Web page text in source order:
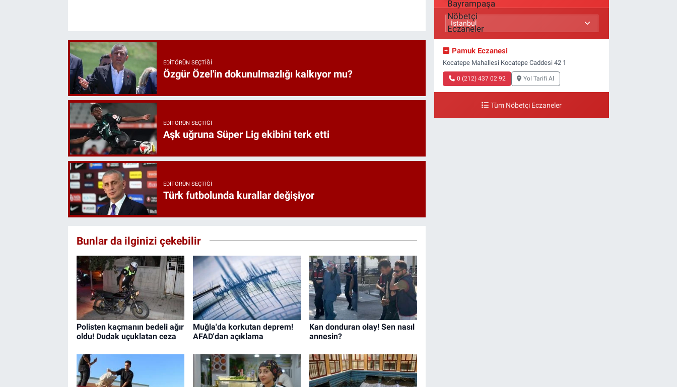
EDITÖRÜN SEÇTIĞI
Özgür Özel'in dokunulmazlığı kalkıyor mu?
EDITÖRÜN SEÇTIĞI
Aşk uğruna Süper Lig ekibini terk etti
EDITÖRÜN SEÇTIĞI
Türk futbolunda kurallar değişiyor
Bunlar da ilginizi çekebilir
Polisten kaçmanın bedeli ağır
oldu! Dudak uçuklatan ceza
Muğla'da korkutan deprem!
AFAD'dan açıklama
Kan donduran olay! Sen nasıl
annesin?
Pamuk Eczanesi
Kocatepe Mahallesi Kocatepe Caddesi 42 1
0 (212) 437 02 92 Yol Tarifi Al
Tüm Nöbetçi Eczaneler